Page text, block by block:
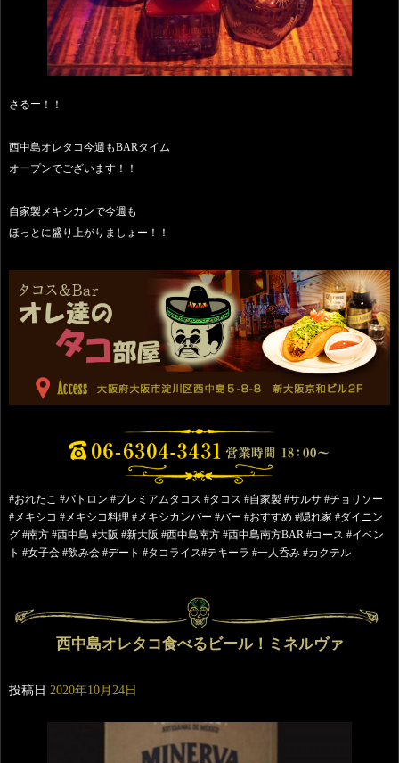
さるー！！
西中島オレタコ今週もBARタイム
オープンでございます！！
自家製メキシカンで今週も
ほっとに盛り上がりましょー！！
#おれたこ #パトロン #プレミアムタコス #タコス #自家製 #サルサ #チョリソー
#メキシコ #メキシコ料理 #メキシカンバー #バー #おすすめ #隠れ家 #ダイニン
グ #南方 #西中島 #大阪 #新大阪 #西中島南方 #西中島南方BAR #コース #イベン
ト #女子会 #飲み会 #デート #タコライス#テキーラ #一人呑み #カクテル
西中島オレタコ食べるビール！ミネルヴァ
投稿日 2020年10月24日